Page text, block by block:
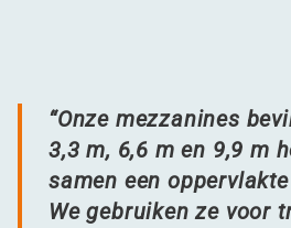
“Onze mezzanines
3,3 m, 6,6 m en 9,9 m
samen een
We gebruiken ze voor